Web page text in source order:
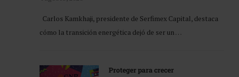
Carlos Kamkhaji, presidente de Serfimex Capital, destaca
cómo la transición energética dejó de ser un …
Proteger para crecer